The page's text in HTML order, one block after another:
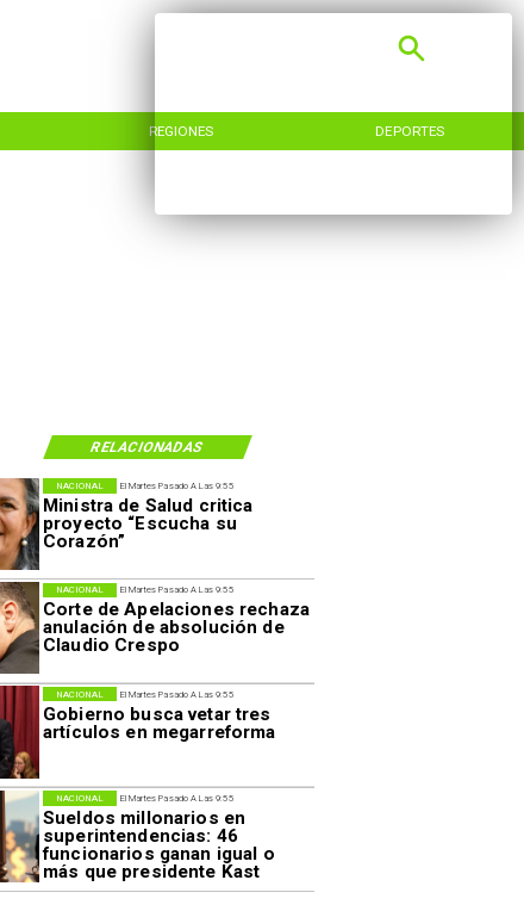
REGIONES DEPORTES
RELACIONADAS
El Martes Pasado A Las 9:55
Ministra de Salud critica
proyecto “Escucha su
Corazón”
NACIONAL
El Martes Pasado A Las 9:55
Corte de Apelaciones rechaza
anulación de absolución de
Claudio Crespo
NACIONAL
El Martes Pasado A Las 9:55
Gobierno busca vetar tres
artículos en megarreforma
NACIONAL
El Martes Pasado A Las 9:55
Sueldos millonarios en
superintendencias: 46
funcionarios ganan igual o
más que presidente Kast
NACIONAL